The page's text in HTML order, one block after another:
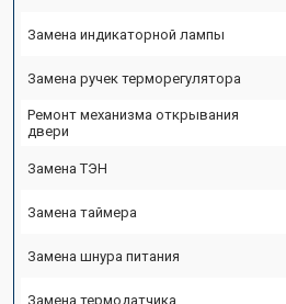
Замена индикаторной лампы
Замена ручек терморегулятора
Ремонт механизма открывания
двери
Замена ТЭН
Замена таймера
Замена шнура питания
Замена термодатчика